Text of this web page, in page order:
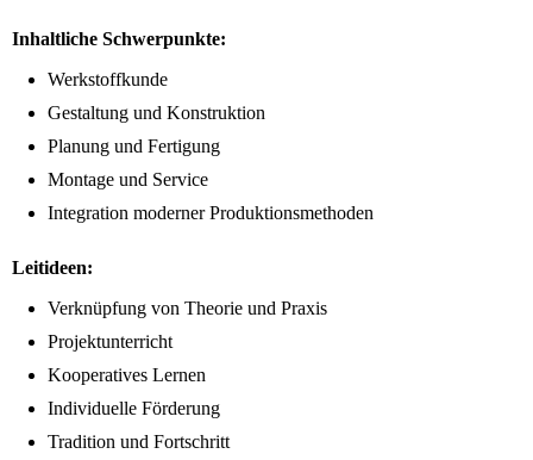
Inhaltliche Schwerpunkte:
Werkstoffkunde
Gestaltung und Konstruktion
Planung und Fertigung
Montage und Service
Integration moderner Produktionsmethoden
Leitideen:
Verknüpfung von Theorie und Praxis
Projektunterricht
Kooperatives Lernen
Individuelle Förderung
Tradition und Fortschritt